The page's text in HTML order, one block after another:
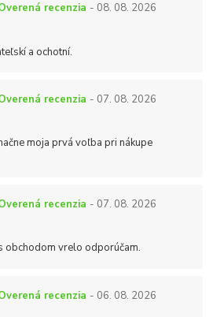
recenzia - 08. 08. 2026
a ochotní.
recenzia - 07. 08. 2026
moja prvá voľba pri nákupe
recenzia - 07. 08. 2026
obchodom vrelo odporúčam.
recenzia - 06. 08. 2026